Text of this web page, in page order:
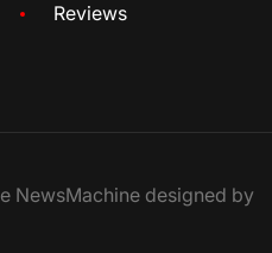
Reviews
NewsMachine designed by